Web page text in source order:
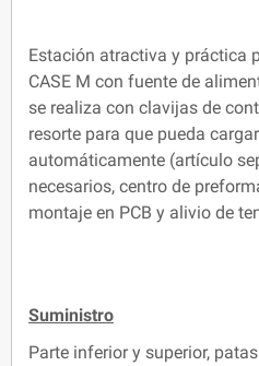
Estación atractiva y práctica
CASE M con fuente de
se realiza con clavijas de
resorte para que pueda
automáticamente (artículo
necesarios, centro de
montaje en PCB y alivio de
Suministro
Parte inferior y superior,